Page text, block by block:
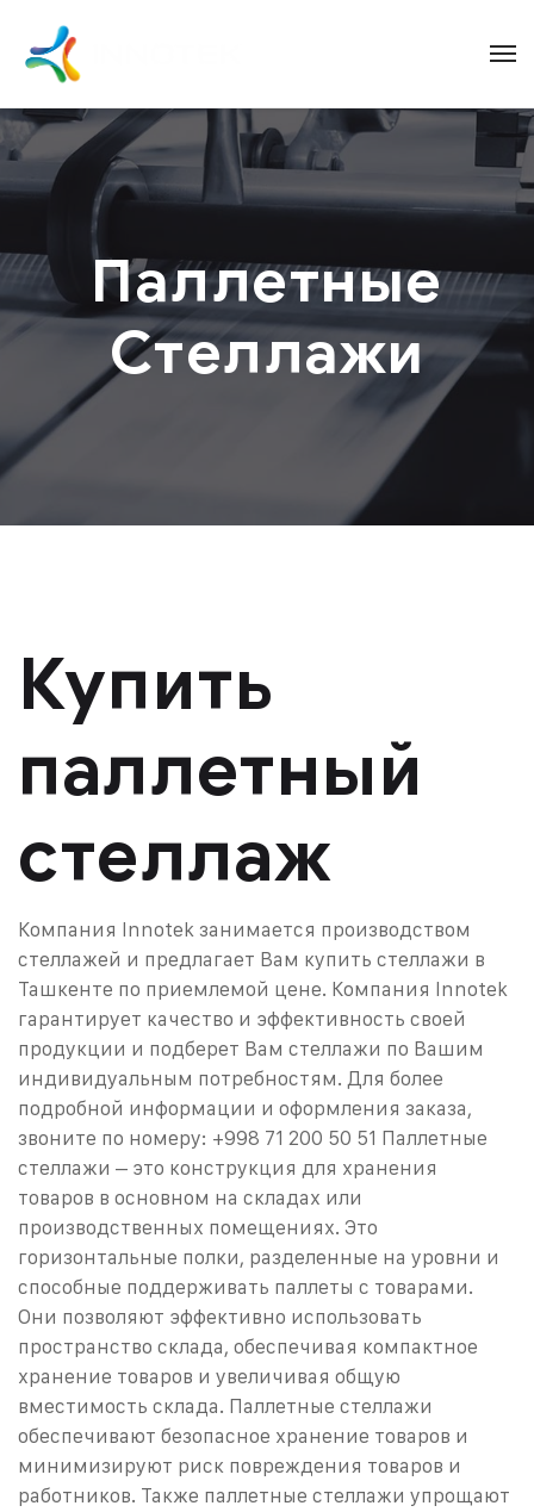
Паллетные
Стеллажи
Купить
паллетный
стеллаж
Компания Innotek занимается производством
стеллажей и предлагает Вам купить стеллажи в
Ташкенте по приемлемой цене. Компания Innotek
гарантирует качество и эффективность своей
продукции и подберет Вам стеллажи по Вашим
индивидуальным потребностям. Для более
подробной информации и оформления заказа,
звоните по номеру: +998 71 200 50 51 Паллетные
стеллажи – это конструкция для хранения
товаров в основном на складах или
производственных помещениях. Это
горизонтальные полки, разделенные на уровни и
способные поддерживать паллеты с товарами.
Они позволяют эффективно использовать
пространство склада, обеспечивая компактное
хранение товаров и увеличивая общую
вместимость склада. Паллетные стеллажи
обеспечивают безопасное хранение товаров и
минимизируют риск повреждения товаров и
работников. Также паллетные стеллажи упрощают